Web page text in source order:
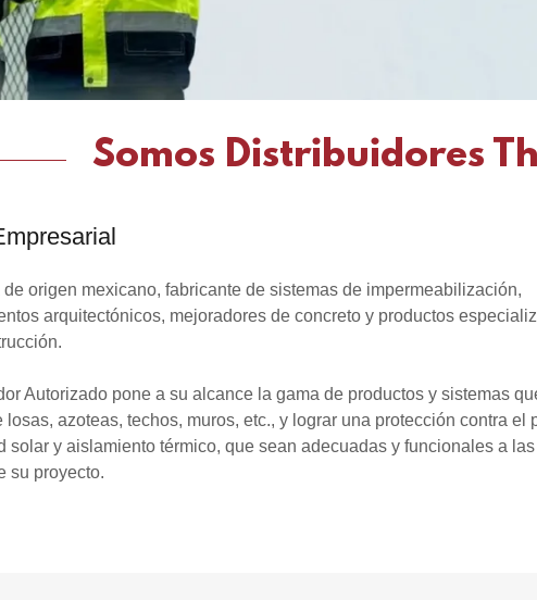
Somos Distribuidores
origen mexicano, fabricante de sistemas de impermeabilización,
arquitectónicos, mejoradores de concreto y productos
Autorizado pone a su alcance la gama de productos y sistemas
azoteas, techos, muros, etc., y lograr una protección contra el
solar y aislamiento térmico, que sean adecuadas y funcionales a las
su proyecto.